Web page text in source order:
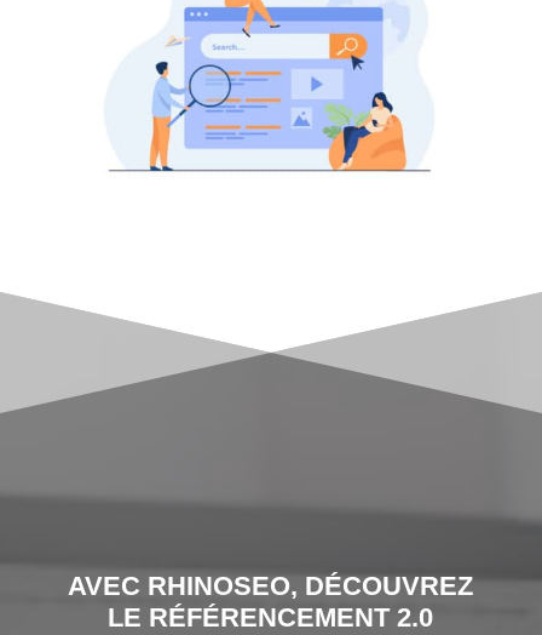
AVEC RHINOSEO, DÉCOUVREZ
LE RÉFÉRENCEMENT 2.0